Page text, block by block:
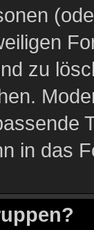
zu
in das